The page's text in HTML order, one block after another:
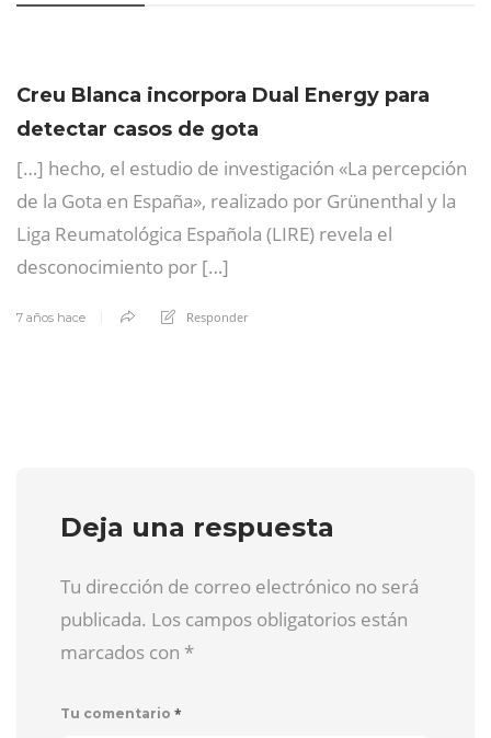
Creu Blanca incorpora Dual Energy para
detectar casos de gota
[…] hecho, el estudio de investigación «La percepción
de la Gota en España», realizado por Grünenthal y la
Liga Reumatológica Española (LIRE) revela el
desconocimiento por […]
7 años hace Responder
Deja una respuesta
Tu dirección de correo electrónico no será
publicada. Los campos obligatorios están
marcados con *
Tu comentario *